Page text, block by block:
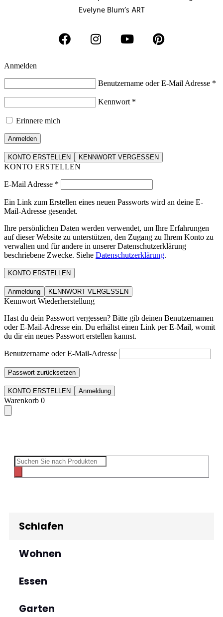
Evelyne Blum’s ART
Anmelden
Benutzername oder E-Mail Adresse *
Kennwort *
Erinnere mich
Anmelden
KONTO ERSTELLEN KENNWORT VERGESSEN
KONTO ERSTELLEN
E-Mail Adresse *
Ein Link zum Erstellen eines neuen Passworts wird an deine E-
Mail-Adresse gesendet.
Ihre persönlichen Daten werden verwendet, um Ihre Erfahrungen
auf dieser Website zu unterstützen, den Zugang zu Ihrem Konto zu
verwalten und für andere in unserer Datenschutzerklärung
beschriebene Zwecke. Siehe Datenschutzerklärung.
KONTO ERSTELLEN
Anmeldung KENNWORT VERGESSEN
Kennwort Wiederherstellung
Hast du dein Passwort vergessen? Bitte gib deinen Benutzernamen
oder E-Mail-Adresse ein. Du erhältst einen Link per E-Mail, womit
du dir ein neues Passwort erstellen kannst.
Benutzername oder E-Mail-Adresse
Passwort zurücksetzen
KONTO ERSTELLEN Anmeldung
Warenkorb 0
Schlafen
Wohnen
Essen
Garten